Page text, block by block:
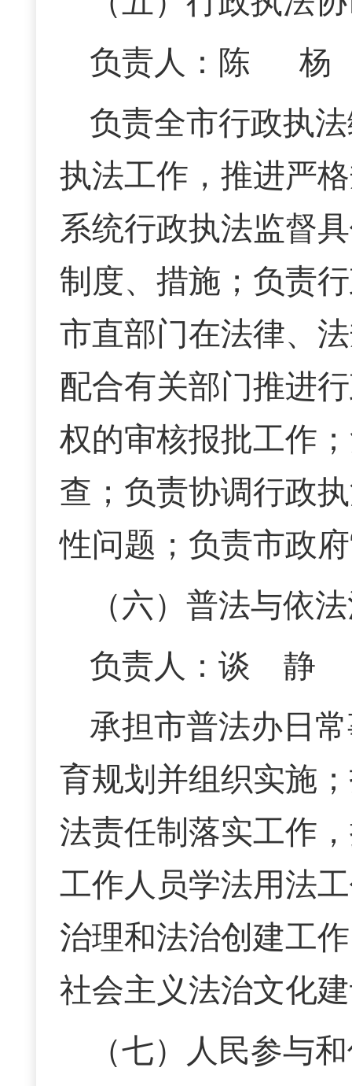
负责人：陈 杨
负责全市行政执
执法工作，推进严
系统行政执法监督
制度、措施；负责
市直部门在法律、
配合有关部门推进
权的审核报批工作
查；负责协调行政
性问题；负责市政
（六）普法与依
负责人：谈 静
承担市普法办日
育规划并组织实施
法责任制落实工作
工作人员学法用法
治理和法治创建工
社会主义法治文化
（七）人民参与